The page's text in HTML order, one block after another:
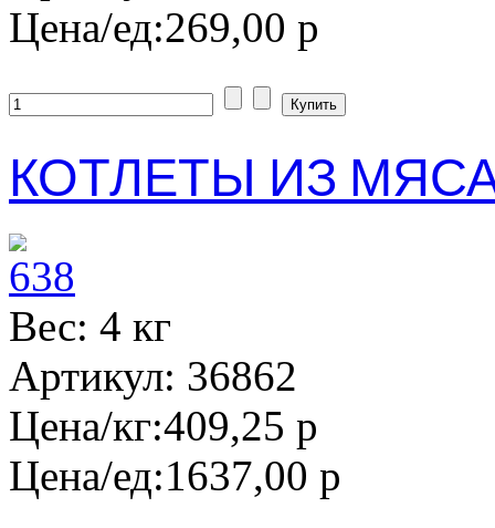
Цена/ед:269,00 р
КОТЛЕТЫ ИЗ
Вес: 4 кг
Артикул: 36862
Цена/кг:409,25 р
Цена/ед:1637,00 р